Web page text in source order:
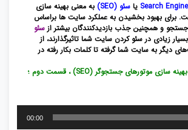
Search یا سئو (SEO)
به معنی بهینه سازی
برای بهبود بخشیدن به عملکرد سایت ها براساس
جستجو و همچنین جذب بازدیدکنندگان بیشتر از سئو
زیادی در سئو کردن سایت شما تاثیرگذارند، از
دیگر به سایت شما گرفته تا کلمات بکار رفته در
پادکست نکاتی درمورد بهینه سازی موتورهای جستجوگر (SEO) ، قسمت دوم ؛
00:00